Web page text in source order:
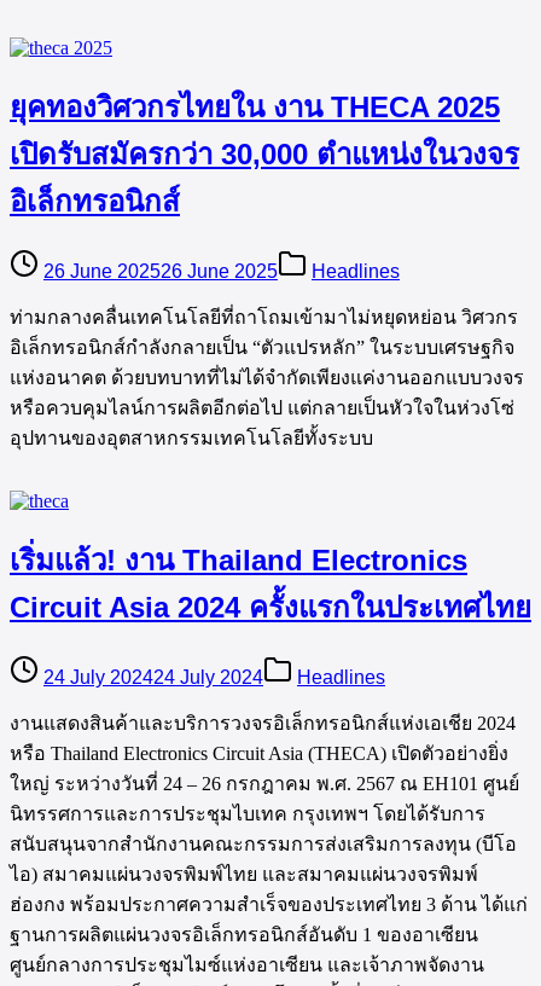
ยุคทองวิศวกรไทยใน งาน THECA 2025
เปิดรับสมัครกว่า 30,000 ตำแหน่งในวงจร
อิเล็กทรอนิกส์
26 June 202526 June 2025 Headlines
ท่ามกลางคลื่นเทคโนโลยีที่ถาโถมเข้ามาไม่หยุดหย่อน วิศวกร
อิเล็กทรอนิกส์กำลังกลายเป็น “ตัวแปรหลัก” ในระบบเศรษฐกิจ
แห่งอนาคต ด้วยบทบาทที่ไม่ได้จำกัดเพียงแค่งานออกแบบวงจร
หรือควบคุมไลน์การผลิตอีกต่อไป แต่กลายเป็นหัวใจในห่วงโซ่
อุปทานของอุตสาหกรรมเทคโนโลยีทั้งระบบ
เริ่มแล้ว! งาน Thailand Electronics
Circuit Asia 2024 ครั้งแรกในประเทศไทย
24 July 202424 July 2024 Headlines
งานแสดงสินค้าและบริการวงจรอิเล็กทรอนิกส์แห่งเอเชีย 2024
หรือ Thailand Electronics Circuit Asia (THECA) เปิดตัวอย่างยิ่ง
ใหญ่ ระหว่างวันที่ 24 – 26 กรกฎาคม พ.ศ.​ 2567 ณ EH101 ศูนย์
นิทรรศการและการประชุมไบเทค กรุงเทพฯ โดยได้รับการ
สนับสนุนจากสำนักงานคณะกรรมการส่งเสริมการลงทุน (บีโอ
ไอ) สมาคมแผ่นวงจรพิมพ์ไทย และสมาคมแผ่นวงจรพิมพ์
ฮ่องกง พร้อมประกาศความสำเร็จของประเทศไทย 3 ด้าน ได้แก่
ฐานการผลิตแผ่นวงจรอิเล็กทรอนิกส์อันดับ 1 ของอาเซียน
ศูนย์กลางการประชุมไมซ์แห่งอาเซียน และเจ้าภาพจัดงาน